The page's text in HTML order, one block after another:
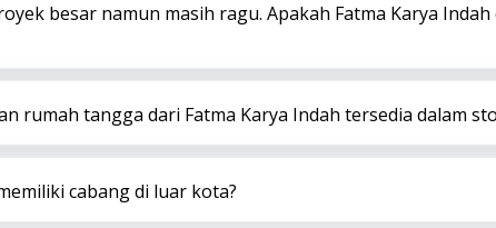
besar namun masih ragu. Apakah Fatma Karya
rumah tangga dari Fatma Karya Indah tersedia dalam
cabang di luar kota?